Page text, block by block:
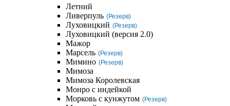
Летний
Ливерпуль (Резерв)
Луховицкий (Резерв)
Луховицкий (версия 2.0)
Мажор
Марсель (Резерв)
Мимино (Резерв)
Мимоза
Мимоза Королевская
Монро с индейкой
Морковь с кунжутом (Резерв)